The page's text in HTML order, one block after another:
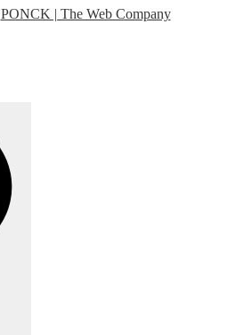
PONCK | The Web Company